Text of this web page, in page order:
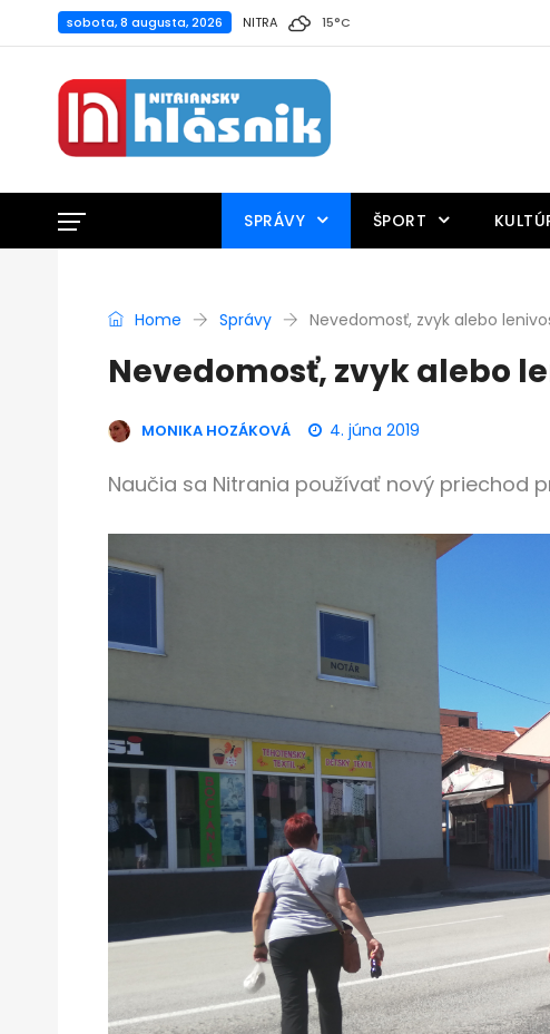
sobota, 8 augusta, 2026 NITRA 15°C
SPRÁVY ŠPORT
Home Správy Nevedomosť, zvyk alebo
Nevedomosť, zvyk alebo
MONIKA HOZÁKOVÁ 4. júna 2019
Naučia sa Nitrania používať nový priechod